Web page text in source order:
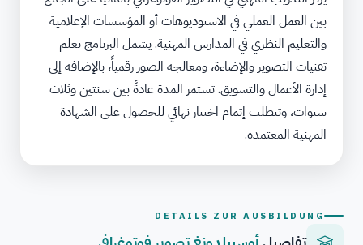
بين العمل العملي في الاستوديوهات أو المؤسسات الإعلامية
والتعليم النظري في المدارس المهنية. يشمل البرنامج تعلم
تقنيات التصوير والإضاءة، ومعالجة الصور رقمياً، بالإضافة إلى
إدارة الأعمال والتسويق. تستمر المدة عادةً بين سنتين وثلاث
سنوات، وتتطلب إتمام اختبار نهائي للحصول على الشهادة
المهنية المعتمدة.
DETAILS ZUR AUSBILDUNG